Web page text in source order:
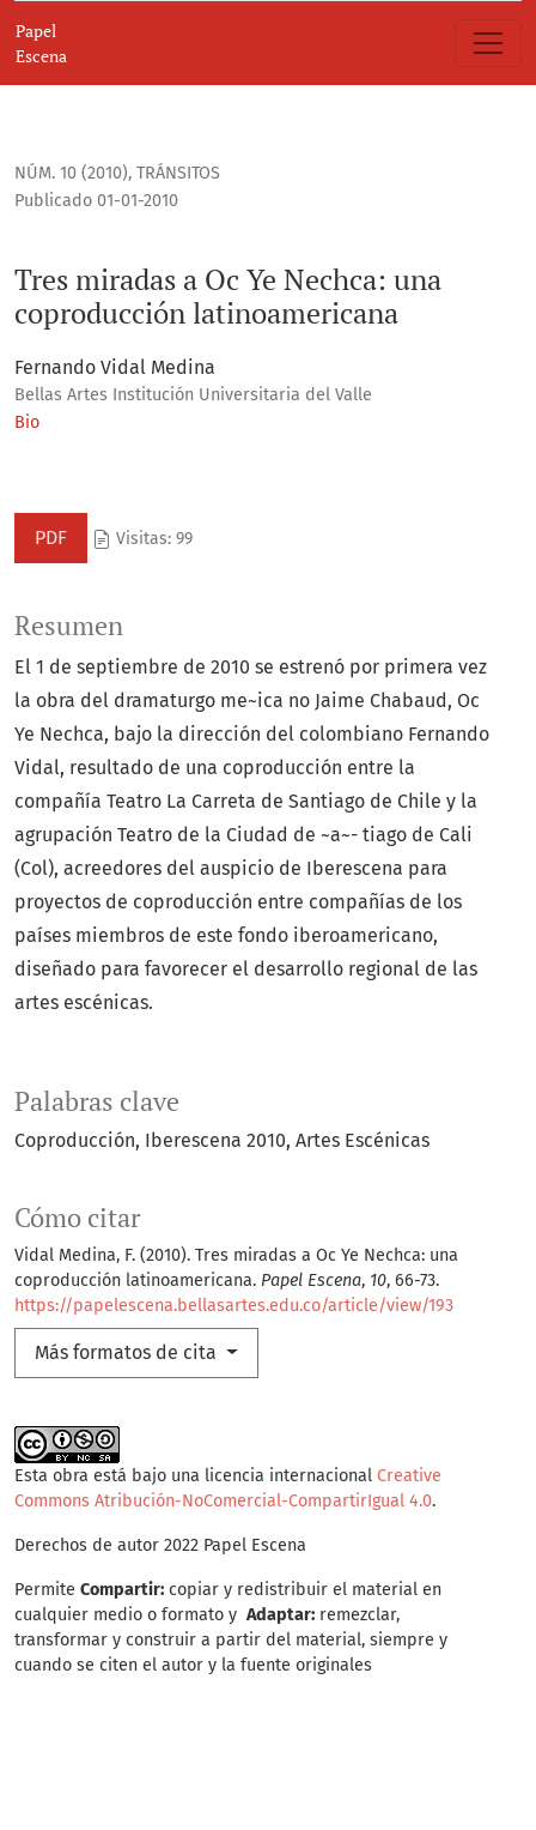
Papel
Escena
NÚM. 10 (2010), TRÁNSITOS
Tres miradas a Oc Ye Nechca: una
coproducción latinoamericana
Publicado 01-01-2010
Fernando Vidal Medina
Bellas Artes Institución Universitaria del Valle
Bio
PDF Visitas: 99
Palabras clave
Coproducción Iberescena 2010 Artes Escénicas
Cómo citar
Vidal Medina, F. (2010). Tres miradas a Oc Ye Nechca: una
coproducción latinoamericana. Papel Escena, 10, 66-73.
https://papelescena.bellasartes.edu.co/article/view/193
Más formatos de cita
Resumen
El 1 de septiembre de 2010 se estrenó por primera vez
la obra del dramaturgo me~ica no Jaime Chabaud, Oc
Ye Nechca, bajo la dirección del colombiano Fernando
Vidal, resultado de una coproducción entre la
compañía Teatro La Carreta de Santiago de Chile y la
agrupación Teatro de la Ciudad de ~a~- tiago de Cali
(Col), acreedores del auspicio de Iberescena para
proyectos de coproducción entre compañías de los
países miembros de este fondo iberoamericano,
diseñado para favorecer el desarrollo regional de las
artes escénicas.
Esta obra está bajo una licencia internacional Creative
Commons Atribución-NoComercial-CompartirIgual 4.0.
Derechos de autor 2022 Papel Escena
Permite Compartir: copiar y redistribuir el material en
cualquier medio o formato y Adaptar: remezclar,
transformar y construir a partir del material, siempre y
cuando se citen el autor y la fuente originales